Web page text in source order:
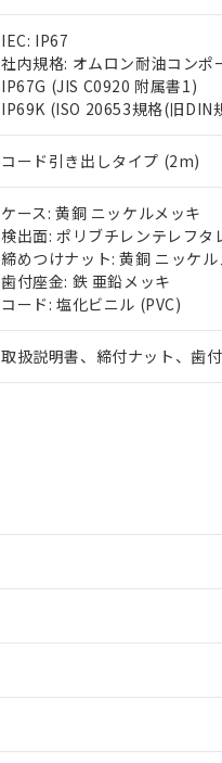
IEC: IP67
社内規格: オムロン耐油コンポ
IP67G (JIS C0920 附属書1)
IP69K (ISO 20653規格(旧DIN
コード引き出しタイプ (2m)
ケース: 黄銅 ニッケルメッキ
検出面: ポリブチレンテレフタ
締めつけナット: 黄銅 ニッケル
歯付座金: 鉄 亜鉛メッキ
コード: 塩化ビニル (PVC)
取扱説明書、締付ナット、歯